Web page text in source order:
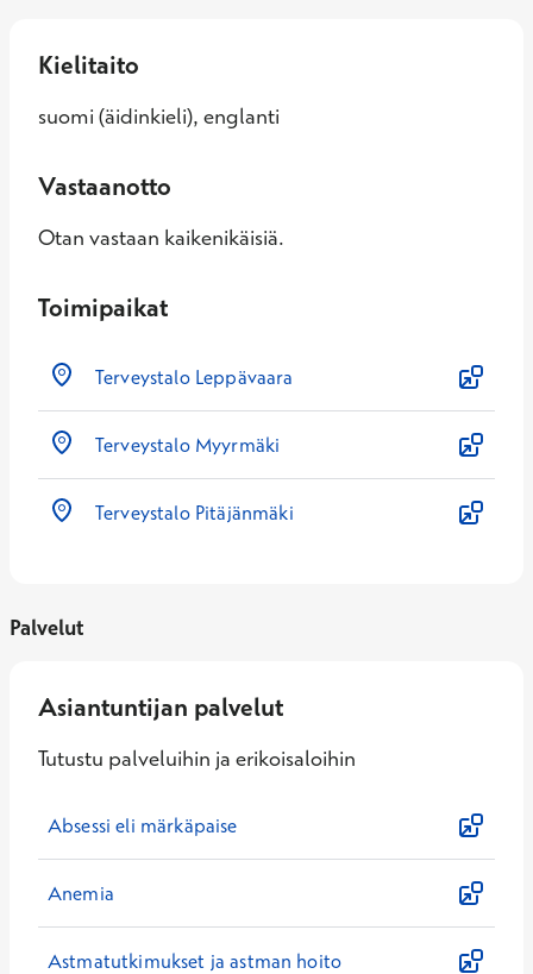
Kielitaito
suomi (äidinkieli), englanti
Vastaanotto
Otan vastaan kaikenikäisiä.
Toimipaikat
Terveystalo Leppävaara
Terveystalo Myyrmäki
Terveystalo Pitäjänmäki
Palvelut
Asiantuntijan palvelut
Tutustu palveluihin ja erikoisaloihin
Absessi eli märkäpaise
Anemia
Astmatutkimukset ja astman hoito